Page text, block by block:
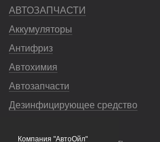
АВТОЗАПЧАСТИ
Аккумуляторы
Антифриз
Автохимия
Автозапчасти
Дезинфицирующее средство
Компания "АвтоОйл"